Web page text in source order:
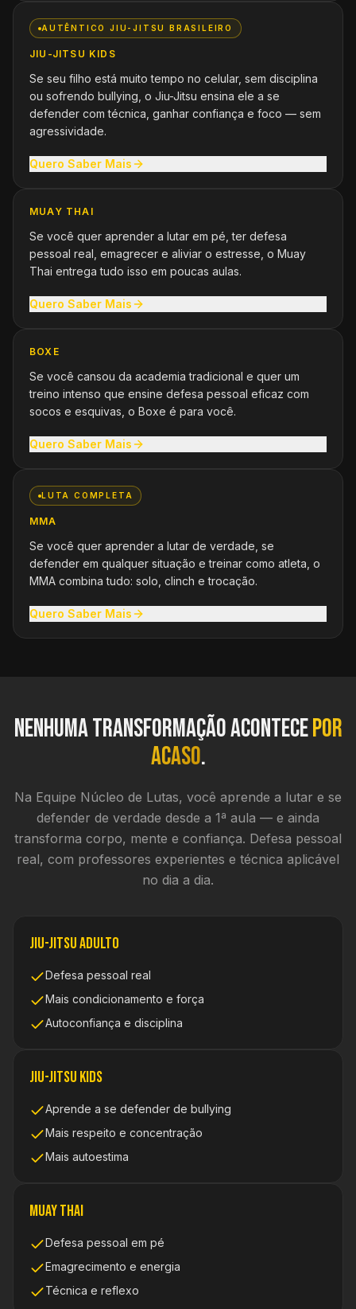
AUTÊNTICO JIU-JITSU BRASILEIRO
JIU-JITSU KIDS
Se seu filho está muito tempo no celular, sem disciplina
ou sofrendo bullying, o Jiu-Jitsu ensina ele a se
defender com técnica, ganhar confiança e foco — sem
agressividade.
Quero Saber Mais
MUAY THAI
Se você quer aprender a lutar em pé, ter defesa
pessoal real, emagrecer e aliviar o estresse, o Muay
Thai entrega tudo isso em poucas aulas.
Quero Saber Mais
BOXE
Se você cansou da academia tradicional e quer um
treino intenso que ensine defesa pessoal eficaz com
socos e esquivas, o Boxe é para você.
Quero Saber Mais
LUTA COMPLETA
MMA
Se você quer aprender a lutar de verdade, se
defender em qualquer situação e treinar como atleta, o
MMA combina tudo: solo, clinch e trocação.
Quero Saber Mais
Nenhuma transformação acontecepor
acaso.
Na Equipe Núcleo de Lutas, você aprende a lutar e se
defender de verdade desde a 1ª aula — e ainda
transforma corpo, mente e confiança. Defesa pessoal
real, com professores experientes e técnica aplicável
no dia a dia.
Jiu-Jitsu Adulto
Defesa pessoal real
Mais condicionamento e força
Autoconfiança e disciplina
Jiu-Jitsu Kids
Aprende a se defender de bullying
Mais respeito e concentração
Mais autoestima
Muay Thai
Defesa pessoal em pé
Emagrecimento e energia
Técnica e reflexo